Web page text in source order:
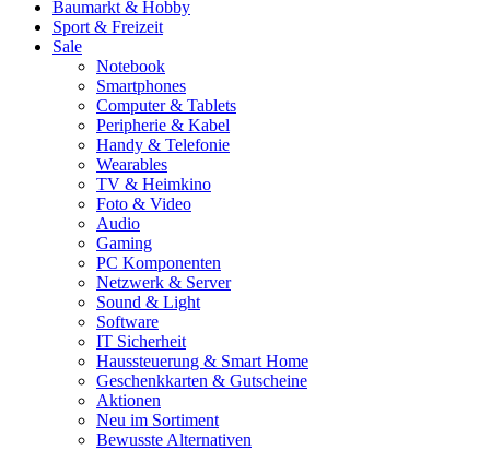
Baumarkt & Hobby
Sport & Freizeit
Sale
Notebook
Smartphones
Computer & Tablets
Peripherie & Kabel
Handy & Telefonie
Wearables
TV & Heimkino
Foto & Video
Audio
Gaming
PC Komponenten
Netzwerk & Server
Sound & Light
Software
IT Sicherheit
Haussteuerung & Smart Home
Geschenkkarten & Gutscheine
Aktionen
Neu im Sortiment
Bewusste Alternativen